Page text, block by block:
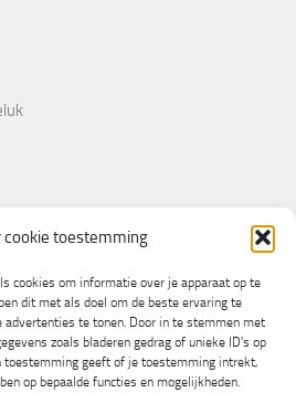
cookie toestemming
cookies om informatie over je apparaat op te
dit met als doel om de beste ervaring te
advertenties te tonen. Door in te stemmen met
zoals bladeren gedrag of unieke ID's op
toestemming geeft of je toestemming intrekt,
op bepaalde functies en mogelijkheden.